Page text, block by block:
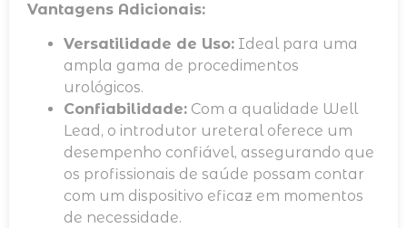
Vantagens Adicionais:
Versatilidade de Uso: Ideal para uma
ampla gama de procedimentos
urológicos.
Confiabilidade: Com a qualidade Well
Lead, o introdutor ureteral oferece um
desempenho confiável, assegurando que
os profissionais de saúde possam contar
com um dispositivo eficaz em momentos
de necessidade.